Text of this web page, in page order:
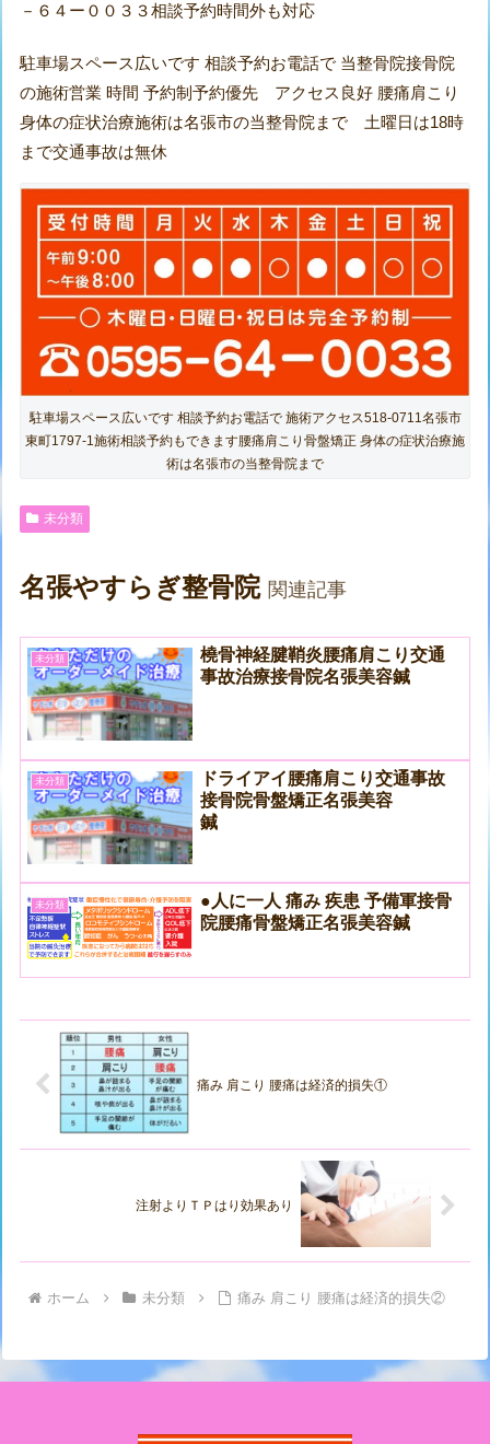
－６４ー００３３相談予約時間外も対応
駐車場スペース広いです 相談予約お電話で 当整骨院接骨院
の施術営業 時間 予約制予約優先 アクセス良好 腰痛肩こり
身体の症状治療施術は名張市の当整骨院まで 土曜日は18時
まで交通事故は無休
駐車場スペース広いです 相談予約お電話で 施術アクセス518-0711名張市
東町1797-1施術相談予約もできます腰痛肩こり骨盤矯正 身体の症状治療施
術は名張市の当整骨院まで
未分類
名張やすらぎ整骨院関連記事
未分類
橈骨神経腱鞘炎腰痛肩こり交通
事故治療接骨院名張美容鍼
未分類
ドライアイ腰痛肩こり交通事故
接骨院骨盤矯正名張美容
鍼
未分類
●人に一人 痛み 疾患 予備軍接骨
院腰痛骨盤矯正名張美容鍼
痛み 肩こり 腰痛は経済的損失①
注射よりＴＰはり効果あり
ホーム 未分類 痛み 肩こり 腰痛は経済的損失②